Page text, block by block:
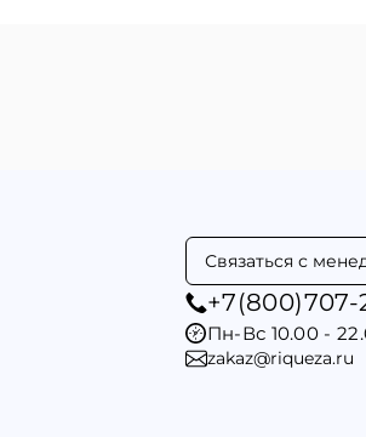
Связаться с
+7(800)707-
Пн-Вс 10.00 -
zakaz@riqueza.ru